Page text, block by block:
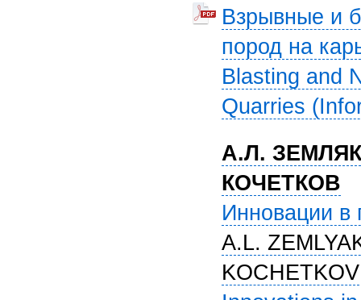
Взрывные и
пород на
Blasting and
Quarries
А.Л.
КОЧЕТКОВ
Инновации в
A.L.
KOCHETKOV